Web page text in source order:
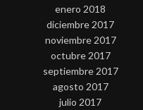
enero 2018
diciembre 2017
noviembre 2017
octubre 2017
septiembre 2017
agosto 2017
julio 2017